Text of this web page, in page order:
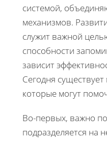
системой,
механизмов.
служит важной
способности
зависит
Сегодня
которые могут
Во-первых, важно
подразделяется на